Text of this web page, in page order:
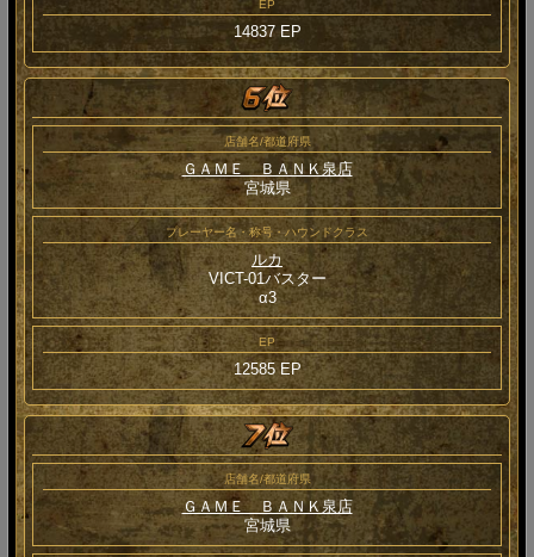
EP
14837 EP
店舗名/都道府県
ＧＡＭＥ ＢＡＮＫ泉店
宮城県
プレーヤー名・称号・ハウンドクラス
ルカ
VICT-01バスター
α3
EP
12585 EP
店舗名/都道府県
ＧＡＭＥ ＢＡＮＫ泉店
宮城県